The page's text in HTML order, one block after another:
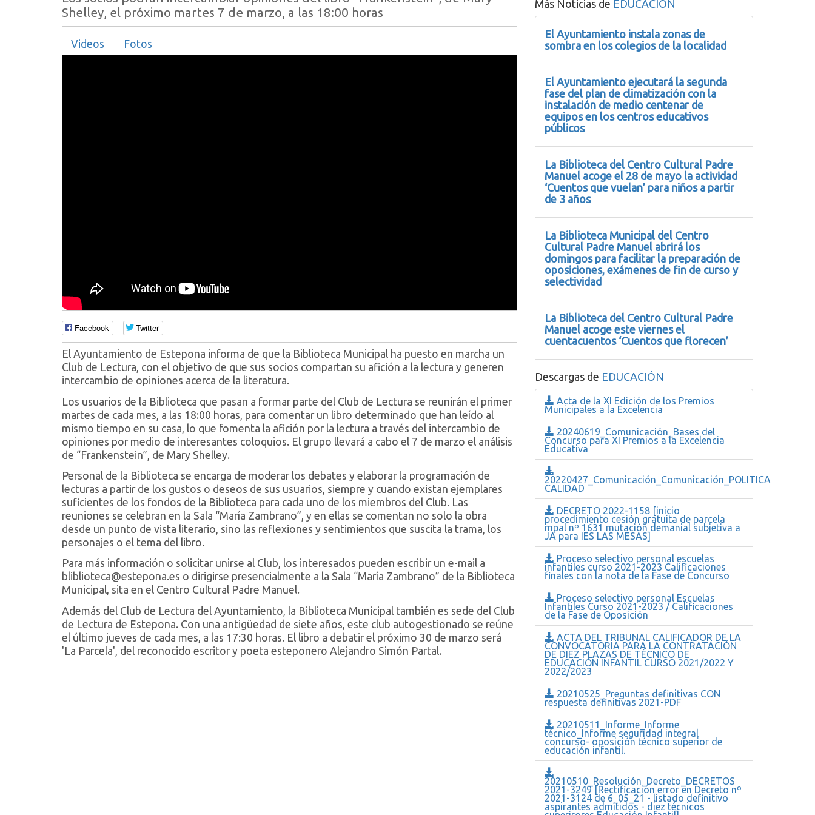
Shelley, el próximo martes 7 de marzo, a las 18:00 horas
Videos Fotos
Facebook Twitter
El Ayuntamiento de Estepona informa de que la Biblioteca Municipal ha puesto en marcha un
Club de Lectura, con el objetivo de que sus socios compartan su afición a la lectura y generen
intercambio de opiniones acerca de la literatura.
Los usuarios de la Biblioteca que pasan a formar parte del Club de Lectura se reunirán el primer
martes de cada mes, a las 18:00 horas, para comentar un libro determinado que han leído al
mismo tiempo en su casa, lo que fomenta la afición por la lectura a través del intercambio de
opiniones por medio de interesantes coloquios. El grupo llevará a cabo el 7 de marzo el análisis
de “Frankenstein”, de Mary Shelley.
Personal de la Biblioteca se encarga de moderar los debates y elaborar la programación de
lecturas a partir de los gustos o deseos de sus usuarios, siempre y cuando existan ejemplares
suficientes de los fondos de la Biblioteca para cada uno de los miembros del Club. Las
reuniones se celebran en la Sala “María Zambrano”, y en ellas se comentan no solo la obra
desde un punto de vista literario, sino las reflexiones y sentimientos que suscita la trama, los
personajes o el tema del libro.
Para más información o solicitar unirse al Club, los interesados pueden escribir un e-mail a
bliblioteca@estepona.es o dirigirse presencialmente a la Sala “María Zambrano” de la Biblioteca
Municipal, sita en el Centro Cultural Padre Manuel.
Además del Club de Lectura del Ayuntamiento, la Biblioteca Municipal también es sede del Club
de Lectura de Estepona. Con una antigüedad de siete años, este club autogestionado se reúne
el último jueves de cada mes, a las 17:30 horas. El libro a debatir el próximo 30 de marzo será
'La Parcela', del reconocido escritor y poeta esteponero Alejandro Simón Partal.
Más Noticias de EDUCACIÓN
El Ayuntamiento instala zonas de
sombra en los colegios de la localidad
El Ayuntamiento ejecutará la segunda
fase del plan de climatización con la
instalación de medio centenar de
equipos en los centros educativos
públicos
La Biblioteca del Centro Cultural Padre
Manuel acoge el 28 de mayo la actividad
‘Cuentos que vuelan’ para niños a partir
de 3 años
La Biblioteca Municipal del Centro
Cultural Padre Manuel abrirá los
domingos para facilitar la preparación de
oposiciones, exámenes de fin de curso y
selectividad
La Biblioteca del Centro Cultural Padre
Manuel acoge este viernes el
cuentacuentos ‘Cuentos que florecen’
Descargas de EDUCACIÓN
Acta de la XI Edición de los Premios
Municipales a la Excelencia
20240619_Comunicación_Bases del
Concurso para XI Premios a la Excelencia
Educativa
20220427_Comunicación_Comunicación_POLITICA
CALIDAD
DECRETO 2022-1158 [inicio
procedimiento cesión gratuita de parcela
mpal nº 1631 mutación demanial subjetiva a
JA para IES LAS MESAS]
Proceso selectivo personal escuelas
infantiles curso 2021-2023 Calificaciones
finales con la nota de la Fase de Concurso
Proceso selectivo personal Escuelas
Infantiles Curso 2021-2023 / Calificaciones
de la Fase de Oposición
ACTA DEL TRIBUNAL CALIFICADOR DE LA
CONVOCATORIA PARA LA CONTRATACIÓN
DE DIEZ PLAZAS DE TÉCNICO DE
EDUCACIÓN INFANTIL CURSO 2021/2022 Y
2022/2023
20210525_Preguntas definitivas CON
respuesta definitivas 2021-PDF
20210511_Informe_Informe
técnico_Informe seguridad integral
concurso- oposición técnico superior de
educación infantil.
20210510_Resolución_Decreto_DECRETOS
2021-3249 [Rectificación error en Decreto nº
2021-3124 de 6_05_21 - listado definitivo
aspirantes admitidos - diez técnicos